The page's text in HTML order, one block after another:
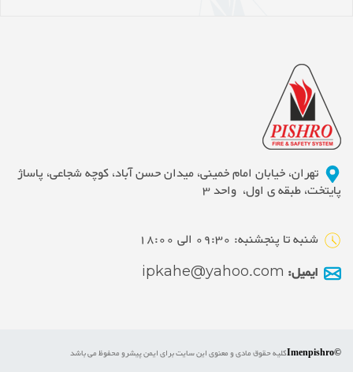
تهران، خیابان امام خمینی، میدان حسن آباد، کوچه شجاعی، پاساژ
پایتخت، طبقه ی اول، واحد 3
شنبه تا پنجشنبه: 09:30 الی 18:00
ایمیل:
©Imenpishro کلیه حقوق مادی و معنوی این سایت برای ایمن پیشرو محفوظ می باشد